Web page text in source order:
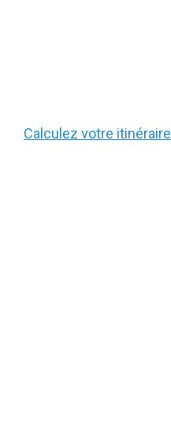
Calculez votre itinéraire